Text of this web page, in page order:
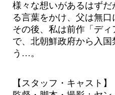
様々な想いがあるはず
る言葉をかけ、父は無口
その後、私は前作「デ
で、北朝鮮政府から入
う…。
【スタッフ・キャスト】